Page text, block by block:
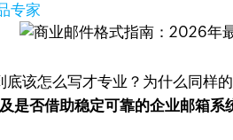
专家
底该怎么写才专业？为什么同样
是否借助稳定可靠的企业邮箱